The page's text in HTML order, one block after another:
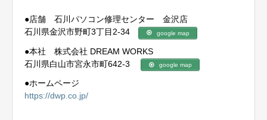
●店舗 石川パソコン修理センター 金沢店
石川県金沢市野町3丁目2-34
google map
●本社 株式会社 DREAM WORKS
石川県白山市宮永市町642-3
google map
●ホームページ
https://dwp.co.jp/